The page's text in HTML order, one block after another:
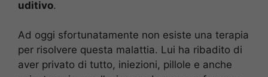
uditivo.
Ad oggi sfortunatamente non esiste una terapia
per risolvere questa malattia. Lui ha ribadito di
aver privato di tutto, iniezioni, pillole e anche